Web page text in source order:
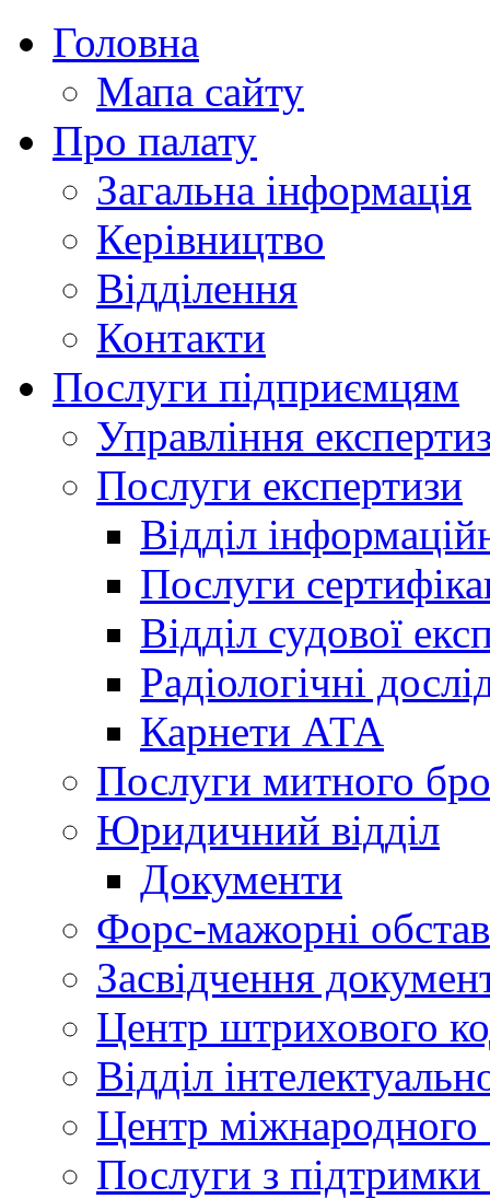
Головна
Мапа сайту
Про палату
Загальна інформація
Керівництво
Відділення
Контакти
Послуги підприємцям
Управління
Послуги експертизи
Відділ
Послуги
Відділ судової
Радіологічні
Карнети АТА
Послуги митного
Юридичний відділ
Документи
Форс-мажорні
Засвідчення
Центр штрихового
Відділ
Центр міжнародного
Послуги з підтримки